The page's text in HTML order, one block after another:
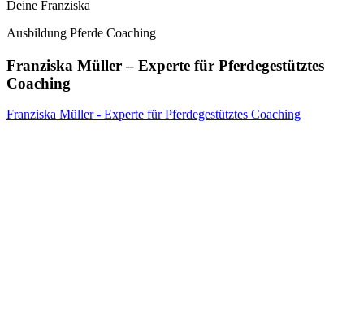
Deine Franziska
Ausbildung Pferde Coaching
Franziska Müller – Experte für Pferdegestütztes
Coaching
Franziska Müller - Experte für Pferdegestütztes Coaching